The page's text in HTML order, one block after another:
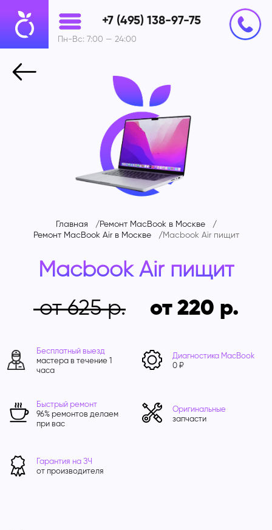
+7 (495) 138-97-75
Пн-Вс: 7:00 — 24:00
Главная
Ремонт MacBook в Москве
Ремонт MacBook Air в Москве
Macbook Air пищит
Macbook Air пищит
от 625
от 220
Бесплатный выезд
мастера в течение 1
часа
Диагностика MacBook
0 ₽
Быстрый ремонт
96% ремонтов делаем
при вас
Оригинальные
запчасти
Гарантия на ЗЧ
от производителя